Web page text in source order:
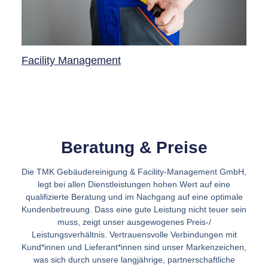
Facility Management
Beratung & Preise
Die TMK Gebäudereinigung & Facility-Management GmbH,
legt bei allen Dienstleistungen hohen Wert auf eine
qualifizierte Beratung und im Nachgang auf eine optimale
Kundenbetreuung. Dass eine gute Leistung nicht teuer sein
muss, zeigt unser ausgewogenes Preis-/
Leistungsverhältnis. Vertrauensvolle Verbindungen mit
Kund*innen und Lieferant*innen sind unser Markenzeichen,
was sich durch unsere langjährige, partnerschaftliche